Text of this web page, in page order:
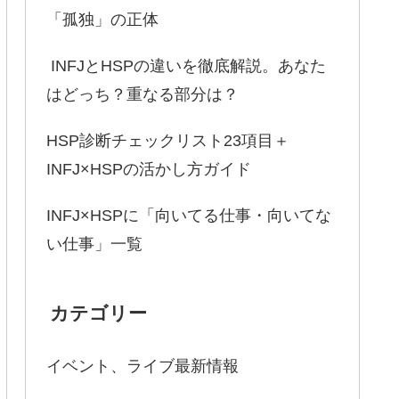
「孤独」の正体
INFJとHSPの違いを徹底解説。あなた
はどっち？重なる部分は？
HSP診断チェックリスト23項目＋
INFJ×HSPの活かし方ガイド
INFJ×HSPに「向いてる仕事・向いてな
い仕事」一覧
カテゴリー
イベント、ライブ最新情報